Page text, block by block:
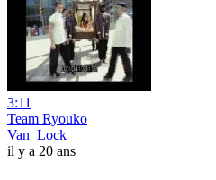
3:11
Team Ryouko
Van_Lock
il y a 20 ans